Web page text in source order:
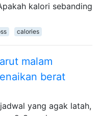
kalori sebanding
calories
malam
berat
yang agak latah,